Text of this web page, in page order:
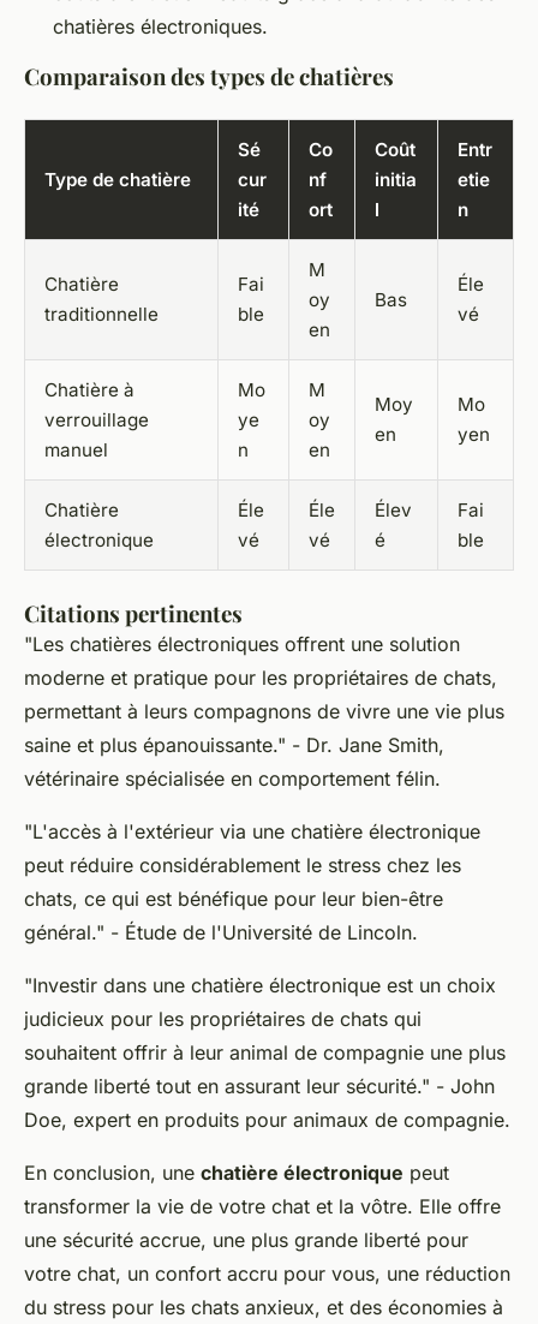
chatières électroniques.
Comparaison des types de chatières
Type de chatière
Sé
cur
ité
Co
nf
ort
Coût
initia
l
Entr
etie
n
Chatière
traditionnelle
Fai
ble
M
oy
en
Bas
Éle
vé
Chatière à
verrouillage
manuel
Mo
ye
n
M
oy
en
Moy
en
Mo
yen
Chatière
électronique
Éle
vé
Éle
vé
Élev
é
Fai
ble
Citations pertinentes
"Les chatières électroniques offrent une solution
moderne et pratique pour les propriétaires de chats,
permettant à leurs compagnons de vivre une vie plus
saine et plus épanouissante." - Dr. Jane Smith,
vétérinaire spécialisée en comportement félin.
"L'accès à l'extérieur via une chatière électronique
peut réduire considérablement le stress chez les
chats, ce qui est bénéfique pour leur bien-être
général." - Étude de l'Université de Lincoln.
"Investir dans une chatière électronique est un choix
judicieux pour les propriétaires de chats qui
souhaitent offrir à leur animal de compagnie une plus
grande liberté tout en assurant leur sécurité." - John
Doe, expert en produits pour animaux de compagnie.
En conclusion, une chatière électronique peut
transformer la vie de votre chat et la vôtre. Elle offre
une sécurité accrue, une plus grande liberté pour
votre chat, un confort accru pour vous, une réduction
du stress pour les chats anxieux, et des économies à